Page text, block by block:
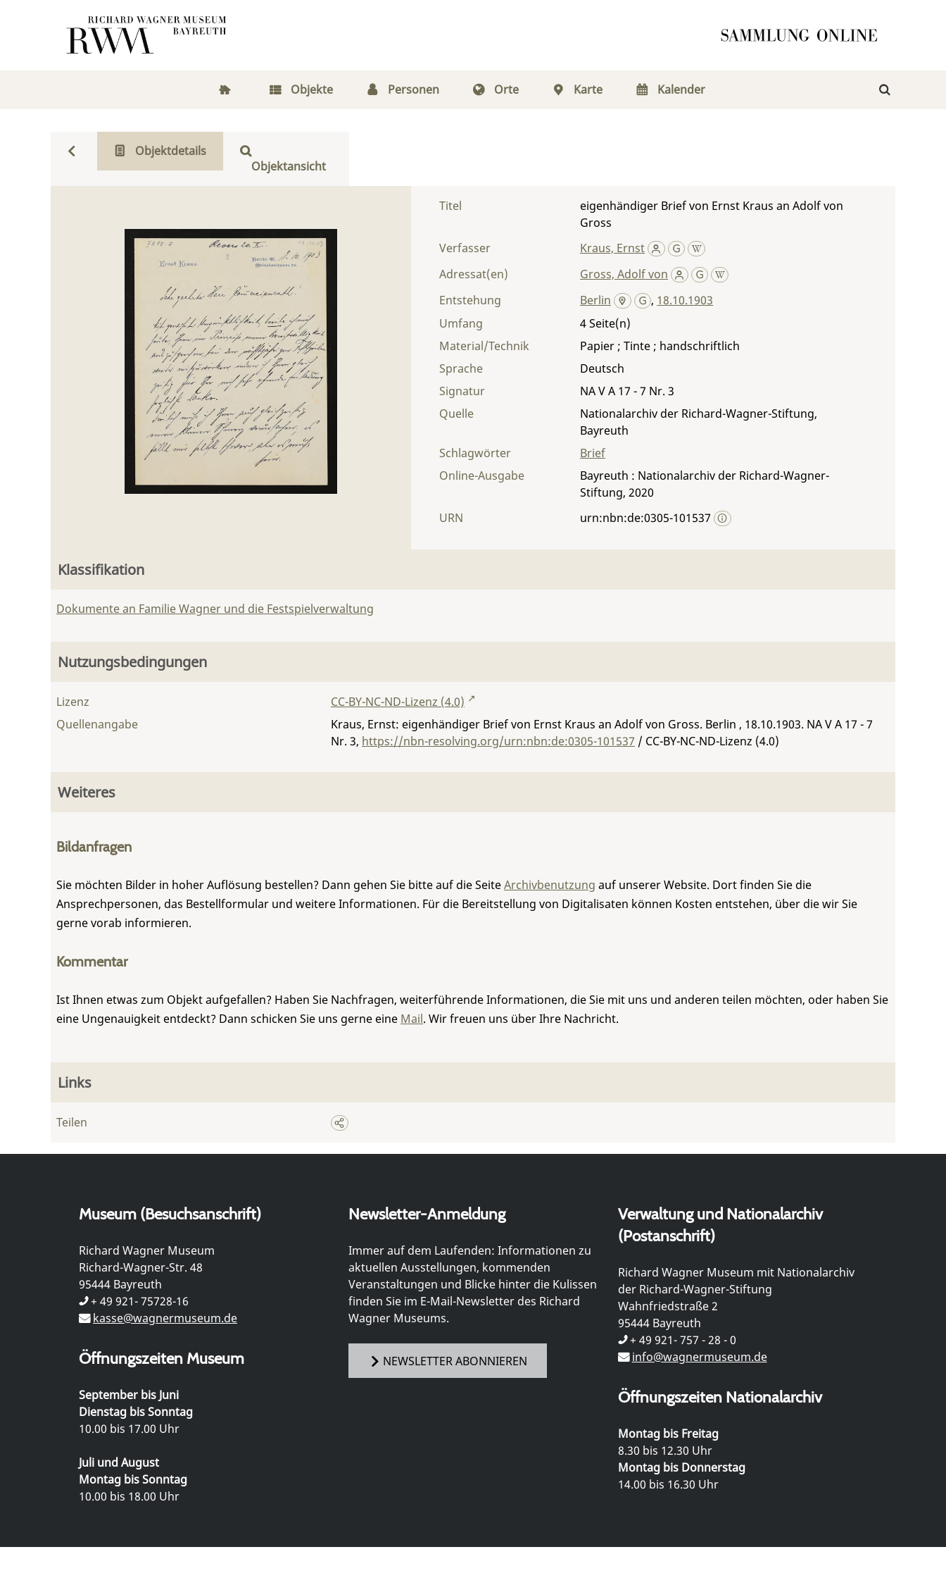
Objekte Personen Orte Karte Kalender
Objektdetails
Objektansicht
Titel
eigenhändiger Brief von Ernst Kraus an Adolf von
Gross
Verfasser
Kraus, Ernst
Adressat(en)
Gross, Adolf von
Entstehung
Berlin , 18.10.1903
Umfang
4
Material/Technik
Papier ; Tinte ; handschriftlich
Sprache
Deutsch
Signatur
NA V A 17 - 7 Nr. 3
Quelle
Nationalarchiv der Richard-Wagner-Stiftung,
Bayreuth
Schlagwörter
Brief
Online-Ausgabe
Bayreuth : Nationalarchiv der Richard-Wagner-
Stiftung, 2020
URN
urn:nbn:de:0305-101537
Klassifikation
Dokumente an Familie Wagner und die Festspielverwaltung
Nutzungsbedingungen
Lizenz
CC-BY-NC-ND-Lizenz (4.0)
Quellenangabe
Kraus, Ernst: eigenhändiger Brief von Ernst Kraus an Adolf von Gross. Berlin , 18.10.1903. NA V A 17 - 7
Nr. 3, https://nbn-resolving.org/urn:nbn:de:0305-101537 / CC-BY-NC-ND-Lizenz (4.0)
Weiteres
Bildanfragen
Sie möchten Bilder in hoher Auflösung bestellen? Dann gehen Sie bitte auf die SeiteArchivbenutzung auf unserer Website. Dort finden Sie die
Ansprechpersonen, das Bestellformular und weitere Informationen. Für die Bereitstellung von Digitalisaten können Kosten entstehen, über die wir Sie
gerne vorab informieren.
Kommentar
Ist Ihnen etwas zum Objekt aufgefallen? Haben Sie Nachfragen, weiterführende Informationen, die Sie mit uns und anderen teilen möchten, oder haben Sie
eine Ungenauigkeit entdeckt? Dann schicken Sie uns gerne eine Mail. Wir freuen uns über Ihre Nachricht.
Links
Teilen
Museum (Besuchsanschrift)
Richard Wagner Museum
Richard-Wagner-Str. 48
95444 Bayreuth
+ 49 921- 75728-16
kasse@wagnermuseum.de
Öffnungszeiten Museum
September bis Juni
Dienstag bis Sonntag
10.00 bis 17.00 Uhr
Juli und August
Montag bis Sonntag
10.00 bis 18.00 Uhr
Newsletter-Anmeldung
Immer auf dem Laufenden: Informationen zu
aktuellen Ausstellungen, kommenden
Veranstaltungen und Blicke hinter die Kulissen
finden Sie im E-Mail-Newsletter des Richard
Wagner Museums.
NEWSLETTER ABONNIEREN
Verwaltung und Nationalarchiv
(Postanschrift)
Richard Wagner Museum mit Nationalarchiv
der Richard-Wagner-Stiftung
Wahnfriedstraße 2
95444 Bayreuth
+ 49 921- 757 - 28 - 0
info@wagnermuseum.de
Öffnungszeiten Nationalarchiv
Montag bis Freitag
8.30 bis 12.30 Uhr
Montag bis Donnerstag
14.00 bis 16.30 Uhr